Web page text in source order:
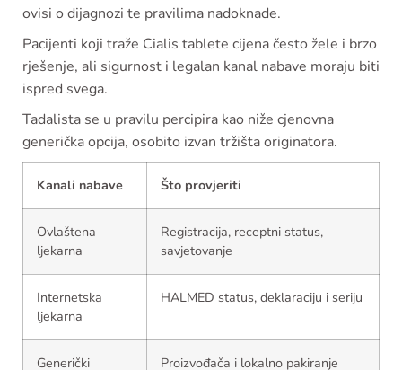
ovisi o dijagnozi te pravilima nadoknade.
Pacijenti koji traže Cialis tablete cijena često žele i brzo
rješenje, ali sigurnost i legalan kanal nabave moraju biti
ispred svega.
Tadalista se u pravilu percipira kao niže cjenovna
generička opcija, osobito izvan tržišta originatora.
Kanali nabave Što provjeriti
Ovlaštena
ljekarna
Registracija, receptni status,
savjetovanje
Internetska
ljekarna
HALMED status, deklaraciju i seriju
Generički
Proizvođača i lokalno pakiranje